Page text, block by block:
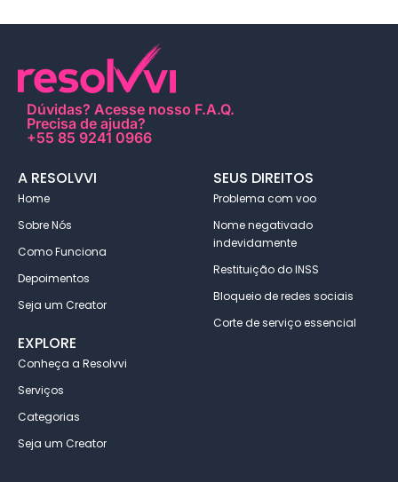
Dúvidas? Acesse nosso F.A.Q.
Precisa de ajuda?
+55 85 9241 0966
A RESOLVVI
Home
Sobre Nós
Como Funciona
Depoimentos
Seja um Creator
SEUS DIREITOS
Problema com voo
Nome negativado
indevidamente
Restituição do INSS
Bloqueio de redes sociais
Corte de serviço essencial
EXPLORE
Conheça a Resolvvi
Serviços
Categorias
Seja um Creator